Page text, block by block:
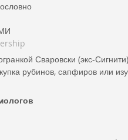
Сваровски (экс-Сигнити)
рубинов, сапфиров или